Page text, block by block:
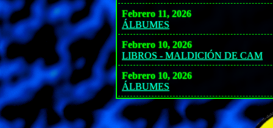
Febrero 11, 2026
ÁLBUMES
Febrero 10, 2026
LIBROS - MALDICIÓN DE CAM
Febrero 10, 2026
ÁLBUMES